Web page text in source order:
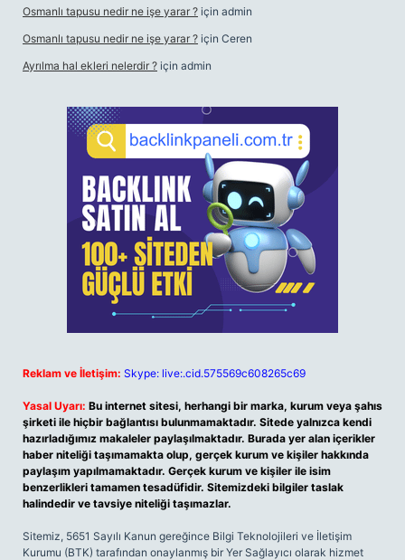
Osmanlı tapusu nedir ne işe yarar ? için admin
Osmanlı tapusu nedir ne işe yarar ? için Ceren
Ayrılma hal ekleri nelerdir ? için admin
Reklam ve İletişim: Skype: live:.cid.575569c608265c69
Yasal Uyarı: Bu internet sitesi, herhangi bir marka, kurum veya şahıs
şirketi ile hiçbir bağlantısı bulunmamaktadır. Sitede yalnızca kendi
hazırladığımız makaleler paylaşılmaktadır. Burada yer alan içerikler
haber niteliği taşımamakta olup, gerçek kurum ve kişiler hakkında
paylaşım yapılmamaktadır. Gerçek kurum ve kişiler ile isim
benzerlikleri tamamen tesadüfidir. Sitemizdeki bilgiler taslak
halindedir ve tavsiye niteliği taşımazlar.
Sitemiz, 5651 Sayılı Kanun gereğince Bilgi Teknolojileri ve İletişim
Kurumu (BTK) tarafından onaylanmış bir Yer Sağlayıcı olarak hizmet